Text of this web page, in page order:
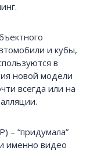
и кубы,
в
новой модели
всегда или на
– “придумала”
именно видео